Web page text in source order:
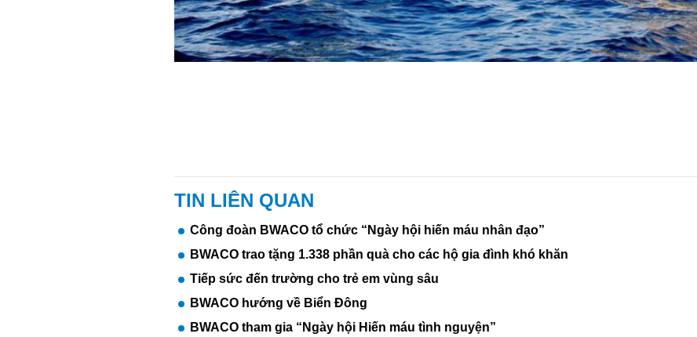
TIN LIÊN QUAN
Công đoàn BWACO tổ chức “Ngày hội hiến máu nhân đạo”
BWACO trao tặng 1.338 phần quà cho các hộ gia đình khó khăn
Tiếp sức đến trường cho trẻ em vùng sâu
BWACO hướng về Biển Đông
BWACO tham gia “Ngày hội Hiến máu tình nguyện”